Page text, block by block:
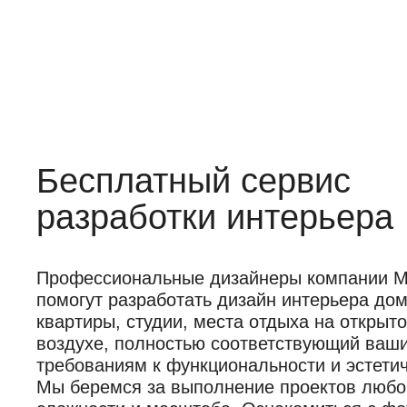
Бесплатный сервис
разработки интерьера
Профессиональные дизайнеры компании
помогут разработать дизайн интерьера
квартиры, студии, места отдыха на
воздухе, полностью соответствующий
требованиям к функциональности и
Мы беремся за выполнение проектов